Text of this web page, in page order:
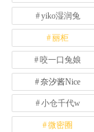
yiko湿润兔
丽柜
咬一口兔娘
奈汐酱Nice
小仓千代w
微密圈